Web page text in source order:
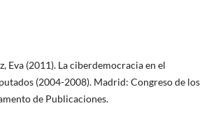
Eva (2011). La ciberdemocracia en el
(2004-2008). Madrid: Congreso de los
de Publicaciones.